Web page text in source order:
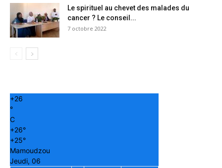
Le spirituel au chevet des malades du
cancer ? Le conseil...
7 octobre 2022
+26
°
C
+26°
+25°
Mamoudzou
Jeudi, 06